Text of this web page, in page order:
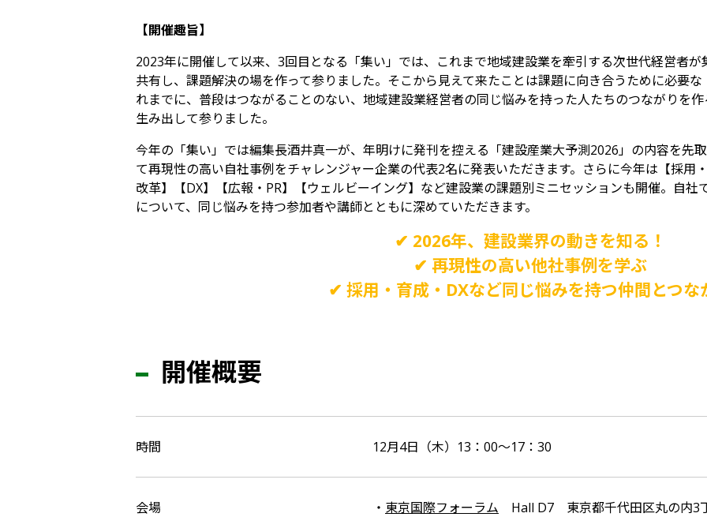
【開催趣旨】
2023年に開催して以来、3回目となる「集い」では、これまで地域建設業を牽引する次世代経営者
共有し、課題解決の場を作って参りました。そこから見えて来たことは課題に向き合うために必要
れまでに、普段はつながることのない、地域建設業経営者の同じ悩みを持った人たちのつながりを
生み出して参りました。
今年の「集い」では編集長酒井真一が、年明けに発刊を控える「建設産業大予測2026」の内容を先
て再現性の高い自社事例をチャレンジャー企業の代表2名に発表いただきます。さらに今年は【採用
改革】【DX】【広報・PR】【ウェルビーイング】など建設業の課題別ミニセッションも開催。自社
について、同じ悩みを持つ参加者や講師とともに深めていただきます。
✔ 2026年、建設業界の動きを知る！
✔ 再現性の高い他社事例を学ぶ
✔ 採用・育成・DXなど同じ悩みを持つ仲間とつな
開催概要
時間 12月4日（木）13：00～17：30
会場 ・ 東京国際フォーラム Hall D7 東京都千代田区丸の内3